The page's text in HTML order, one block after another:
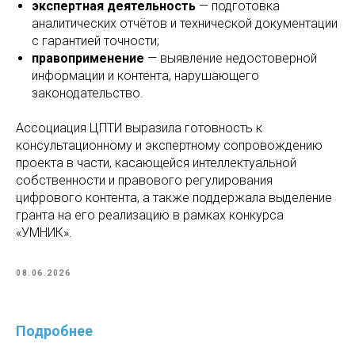
экспертная деятельность — подготовка
аналитических отчётов и технической документации
с гарантией точности;
правоприменение — выявление недостоверной
информации и контента, нарушающего
законодательство.
Ассоциация ЦПТИ выразила готовность к
консультационному и экспертному сопровождению
проекта в части, касающейся интеллектуальной
собственности и правового регулирования
цифрового контента, а также поддержала выделение
гранта на его реализацию в рамках конкурса
«УМНИК».
08.06.2026
Подробнее